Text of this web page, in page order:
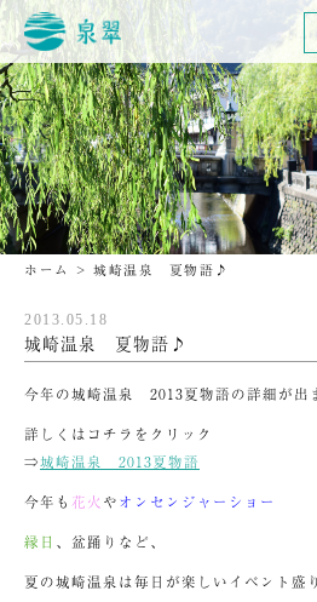
ホーム > 城崎温泉 夏物語♪
2013.05.18
城崎温泉 夏物語♪
今年の城崎温泉 2013夏物語の詳細が出
詳しくはコチラをクリック
⇒城崎温泉 2013夏物語
今年も 花火 やオンセンジャーショー
縁日 、盆踊りなど、
夏の城崎温泉は毎日が楽しいイベント盛